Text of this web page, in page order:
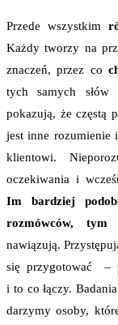
Przede wszystkim
Każdy tworzy na
znaczeń, przez co
tych samych słów
pokazują, że częstą
jest inne rozumienie
klientowi.
oczekiwania i
Im bardziej
rozmówców, tym
nawiązują.
się przygotować –
i to co łączy.
darzymy osoby,